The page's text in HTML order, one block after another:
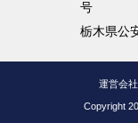
号
栃木県公
運営会社
Copyright